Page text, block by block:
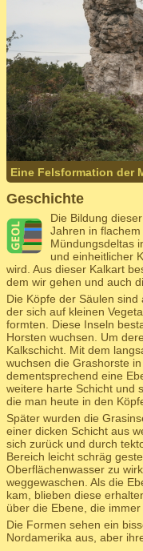
Eine Felsformation der
Geschichte
Die Bildung
Jahren in
Mündungsdeltas
und einheitlicher
wird. Aus dieser Kalkart
dem wir gehen und auch
Die Köpfe der Säulen sind
der sich auf kleinen
formten. Diese Inseln
Horsten wuchsen. Um
Kalkschicht. Mit dem
wuchsen die Grashorste
dementsprechend eine
weitere harte Schicht und
die man heute in den
Später wurden die
einer dicken Schicht aus
sich zurück und durch
Bereich leicht schräg
Oberflächenwasser zu
weggewaschen. Als die
kam, blieben diese
über die Ebene, die
Die Formen sehen ein
Nordamerika aus, aber